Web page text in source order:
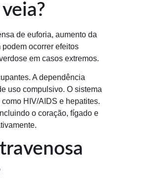
de euforia, aumento da
ocorrer efeitos
em casos extremos.
A dependência
uso compulsivo. O sistema
HIV/AIDS e hepatites.
o coração, fígado e